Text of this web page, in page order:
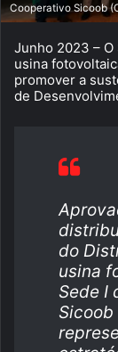
Cooperativo Sicoob
Junho 2023 –
usina
promover a
de
do
usina
Sede I
Sicoob